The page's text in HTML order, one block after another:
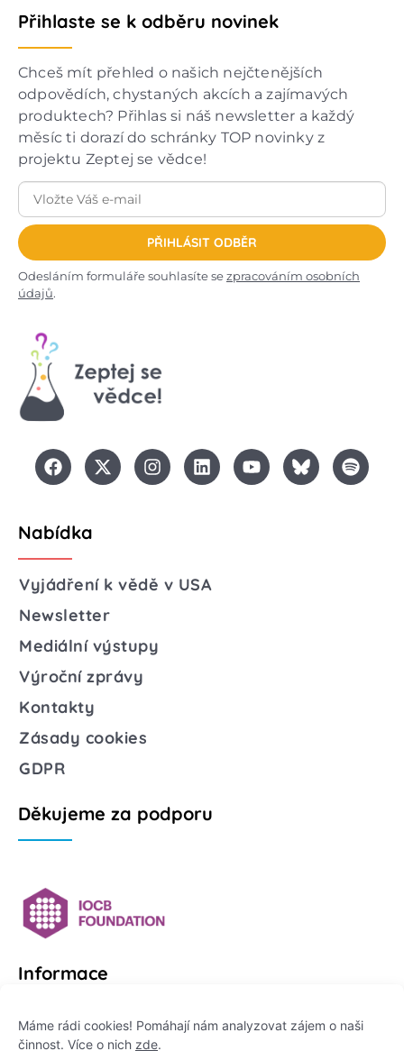
Máme rádi cookies! Pomáhají nám analyzovat zájem o naši
činnost. Více o nich zde.
Přihlaste se k odběru novinek
Chceš mít přehled o našich nejčtenějších
odpovědích, chystaných akcích a zajímavých
produktech? Přihlas si náš newsletter a každý
měsíc ti dorazí do schránky TOP novinky z
projektu Zeptej se vědce!
PŘIHLÁSIT ODBĚR
Odesláním formuláře souhlasíte sezpracováním osobních
údajů.
Nabídka
Vyjádření k vědě v USA
Newsletter
Mediální výstupy
Výroční zprávy
Kontakty
Zásady cookies
GDPR
Děkujeme za podporu
Informace
Platformu Zeptej se vědce provozuje: